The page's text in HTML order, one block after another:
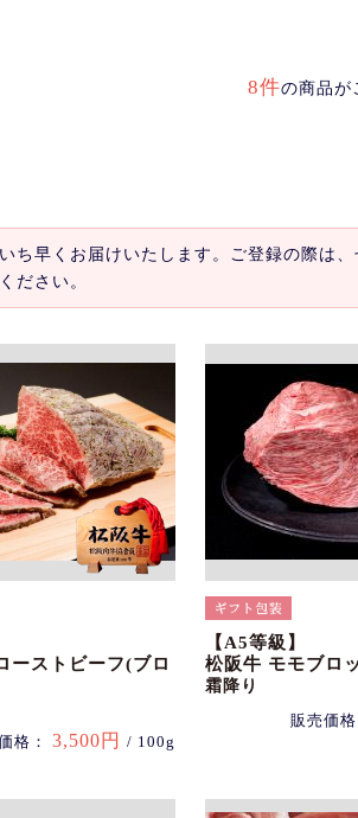
8件の商品が
ち早くお届けいたします。ご登録の際は
ださい。
ーストビーフ(ブロ
格： 3,500円 / 100g
【A5等級】
松阪牛 モモブロ
霜降り
販売価格